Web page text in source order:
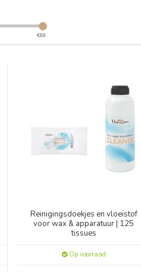
€60
Reinigingsdoekjes en vloeistof
voor wax & apparatuur | 125
tissues
Op voorraad